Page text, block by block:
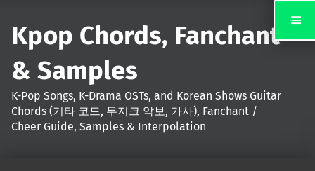
Kpop Chords, Fanchant
& Samples
K-Pop Songs, K-Drama OSTs, and Korean Shows Guitar
Chords (기타 코드, 무지크 악보, 가사), Fanchant /
Cheer Guide, Samples & Interpolation